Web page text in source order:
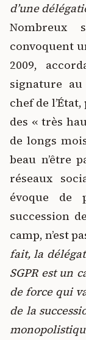
d’une
Nombreux
convoquent
2009,
signature
chef de
des « très
de longs
beau n’être
réseaux
évoque de
succession
camp, n’est
fait, la
SGPR est un
de force qui
de la